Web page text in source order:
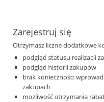
Zarejestruj się
Otrzymasz liczne dodatkowe
podgląd statusu realizacji
podgląd historii zakupów
brak konieczności
zakupach
możliwość otrzymania